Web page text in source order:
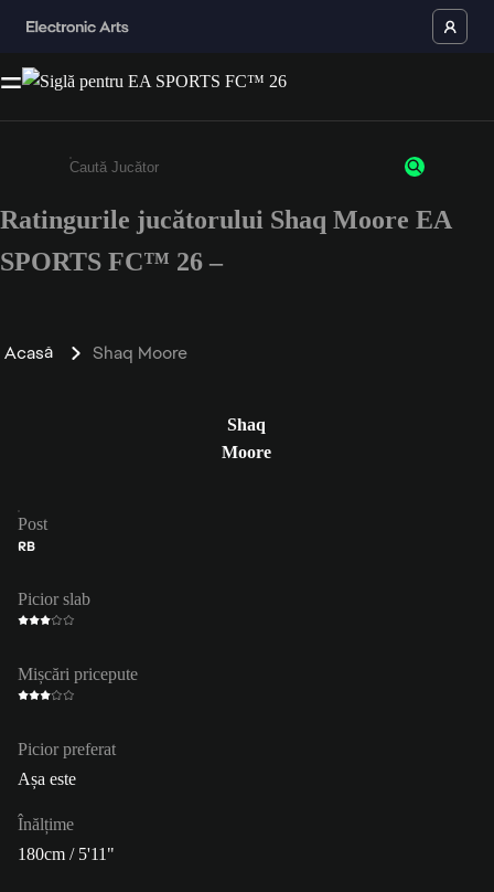
Enter a minimum of 3 characters or numbers
Ratingurile jucătorului Shaq Moore EA
SPORTS FC™ 26 –
Acasă Shaq Moore
Shaq
Moore
Post
RB
Picior slab
Mișcări pricepute
Picior preferat
Așa este
Înălțime
180cm / 5'11"